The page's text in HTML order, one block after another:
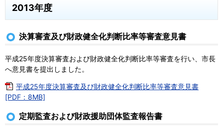
2013年度
決算審査及び財政健全化判断比率等審査意見書
平成25年度決算審査および財政健全化判断比率等審査を行い、市長
へ意見書を提出しました。
平成25年度決算審査及び財政健全化判断比率等審査意見書
[PDF：8MB]
定期監査および財政援助団体監査報告書